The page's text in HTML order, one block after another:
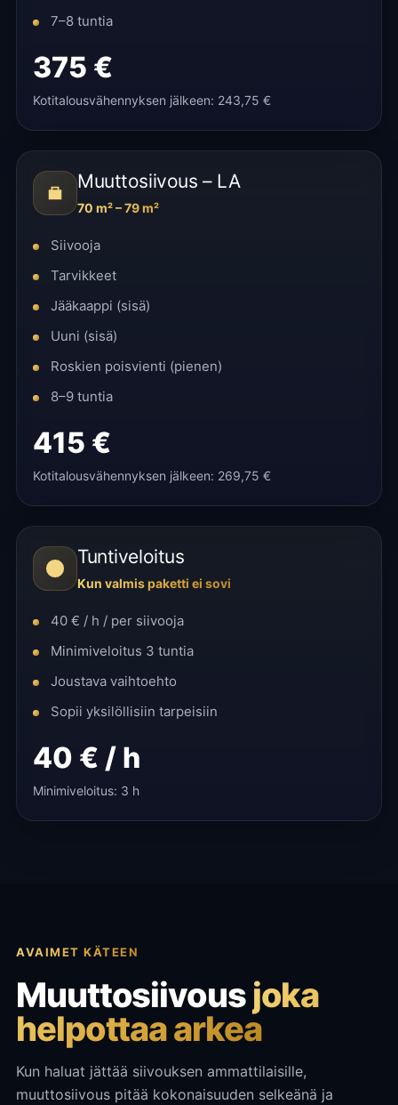
7–8 tuntia
375 €
Kotitalousvähennyksen jälkeen: 243,75 €
Muuttosiivous – LA
70 m² – 79 m²
Siivooja
Tarvikkeet
Jääkaappi (sisä)
Uuni (sisä)
Roskien poisvienti (pienen)
8–9 tuntia
415 €
Kotitalousvähennyksen jälkeen: 269,75 €
Tuntiveloitus
Kun valmis paketti ei sovi
40 € / h / per siivooja
Minimiveloitus 3 tuntia
Joustava vaihtoehto
Sopii yksilöllisiin tarpeisiin
40 € / h
Minimiveloitus: 3 h
AVAIMET KÄTEEN
Muuttosiivousjoka
helpottaa arkea
Kun haluat jättää siivouksen ammattilaisille,
muuttosiivous pitää kokonaisuuden selkeänä ja